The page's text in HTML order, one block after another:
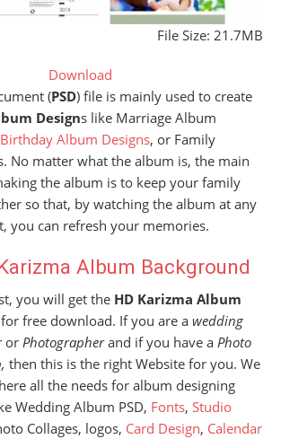
File Size: 21.7MB
Download
(PSD) file is mainly used to create
Designs like Marriage Album
Birthday Album Designs, or Family
No matter what the album is, the main
the album is to keep your family
so that, by watching the album at any
you can refresh your memories.
Album Background
you will get the HD Karizma Album
for free download. If you are a wedding
or Photographerand if you have a Photo
then this is the right Website for you. We
all the needs for album designing
Wedding Album PSD, Fonts, Studio
Collages, logos, Card Design, Calendar